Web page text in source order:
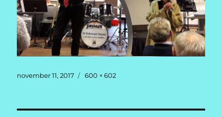
Geplaatst
november 11, 2017
Volledige
600 × 602